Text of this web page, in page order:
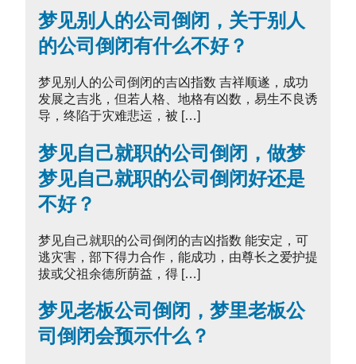
梦见别人的公司倒闭，关于别人
的公司倒闭有什么不好？
梦见别人的公司倒闭的吉凶指数 吉祥顺遂，成功
发展之吉兆，但若人格、地格有凶数，易生不良诱
导，终陷于灾难悲运，被 […]
梦见自己就职的公司倒闭，做梦
梦见自己就职的公司倒闭好还是
不好？
梦见自己就职的公司倒闭的吉凶指数 能安定，可
逃灾害，部下得力合作，能成功，由尊长之爱护提
拔或父祖余德所荫益，得 […]
梦见老板公司倒闭，梦里老板公
司倒闭会预示什么？